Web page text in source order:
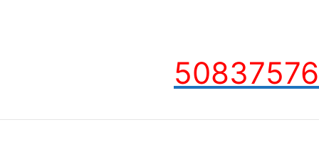
50837576